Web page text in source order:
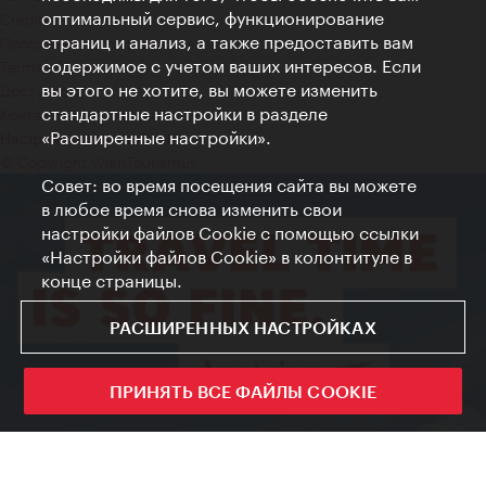
Credits
Положение о конфиденциальности
Terms of Use
Доступность
Контакты для прессы
Настройки файлов Cookie
оптимальный сервис, функционирование
страниц и анализ, а также предоставить вам
содержимое с учетом ваших интересов. Если
вы этого не хотите, вы можете изменить
стандартные настройки в разделе
«Расширенные настройки».
Совет: во время посещения сайта вы можете
в любое время снова изменить свои
настройки файлов Cookie с помощью ссылки
«Настройки файлов Cookie» в колонтитуле в
конце страницы.
РАСШИРЕННЫХ НАСТРОЙКАХ
ПРИНЯТЬ ВСЕ ФАЙЛЫ COOKIE